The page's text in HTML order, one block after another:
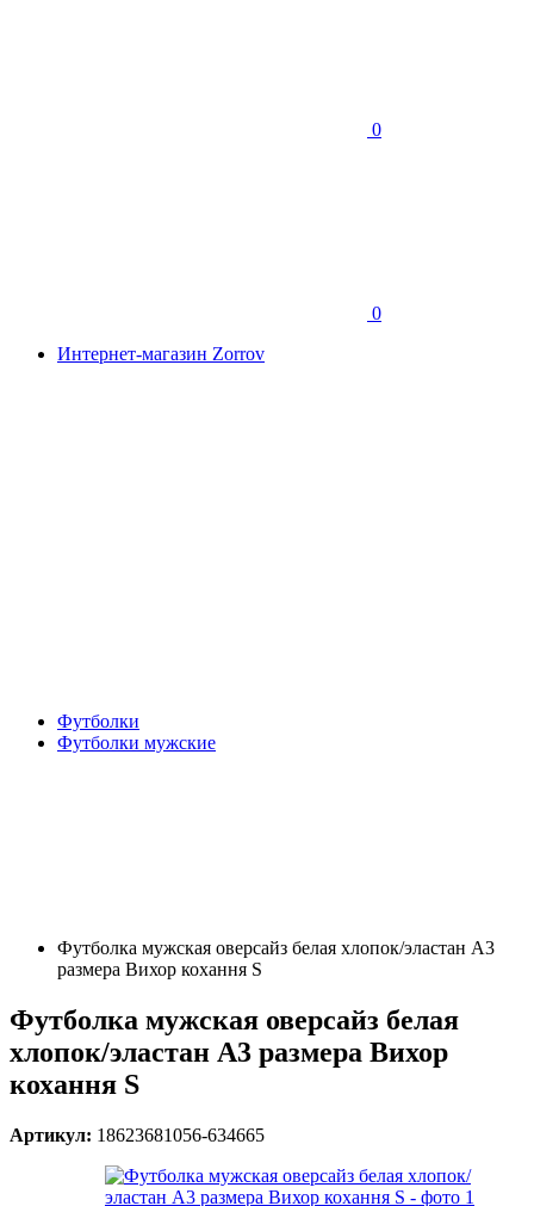
0
0
Интернет-магазин Zorrov
Футболки
Футболки мужские
Футболка мужская оверсайз белая хлопок/эластан А3
размера Вихор кохання S
Футболка мужская оверсайз белая
хлопок/эластан А3 размера Вихор
кохання S
Артикул: 18623681056-634665